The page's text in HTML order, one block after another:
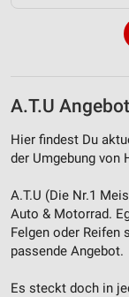
A.T.U
Hier findest Du
der Umgebung von
A.T.U (Die Nr.1
Auto & Motorrad.
Felgen oder Reifen
passende Angebot.
Es steckt doch in